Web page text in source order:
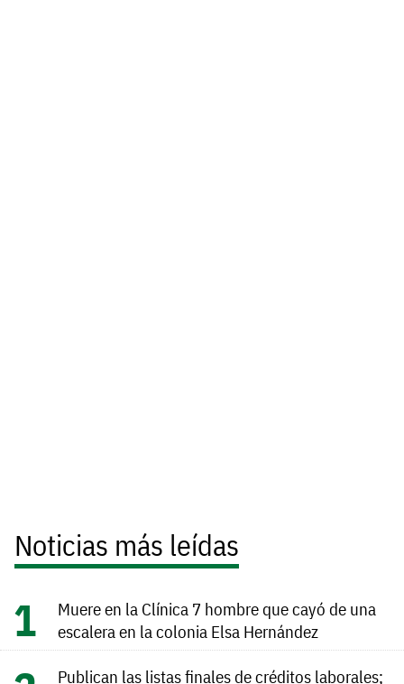
Noticias más leídas
Muere en la Clínica 7 hombre que cayó de una
escalera en la colonia Elsa Hernández
Publican las listas finales de créditos laborales;